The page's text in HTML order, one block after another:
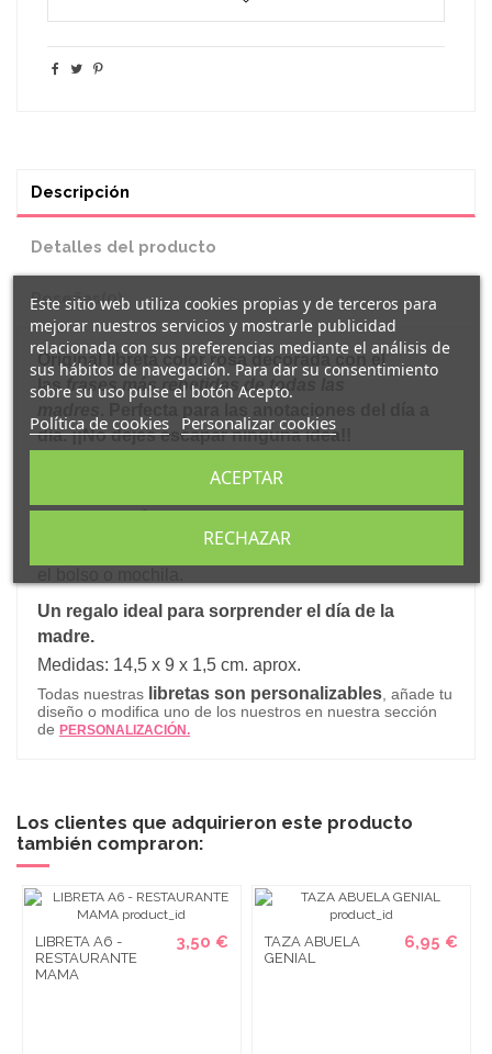
Descripción
Detalles del producto
Reseñas(0)
Originallibretacolor rosa decorada con el
lasfrases más repetidas de todas las
día. ¡¡No dejes escapar ninguna idea!!
es de tapas duras, con hojas
Su reducido tamaño las hace perfectas para llevar el
Un regalo ideal para sorprender el día de la
madre.
Medidas: 14,5 x 9 x 1,5 cm. aprox.
Todas nuestras libretas son personalizables, añade tu
diseño o modifica uno de los nuestros en nuestra sección
de PERSONALIZACIÓN.
Los clientes que adquirieron este producto
también compraron:
LIBRETA A6 -
RESTAURANTE
MAMA
3,50 €
TAZA ABUELA
GENIAL
6,95 €
Este sitio web utiliza cookies propias y de terceros para
mejorar nuestros servicios y mostrarle publicidad
relacionada con sus preferencias mediante el análisis de
sus hábitos de navegación. Para dar su consentimiento
sobre su uso pulse el botón Acepto.
Política de cookies Personalizar cookies
RECHAZAR
ACEPTAR